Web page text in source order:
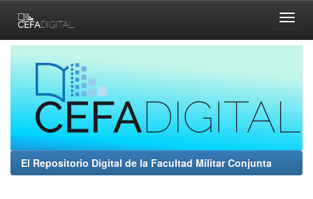
navigation
El Repositorio Digital de la Facultad Militar Conjunta